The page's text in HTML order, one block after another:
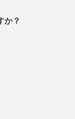
か？